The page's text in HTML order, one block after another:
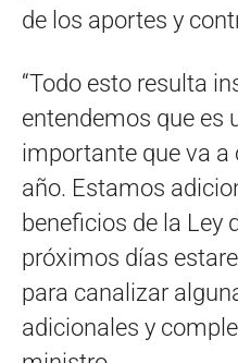
de los aportes y
“Todo esto resulta
entendemos que es
importante que va
año. Estamos
beneficios de la Ley
próximos días
para canalizar
adicionales y